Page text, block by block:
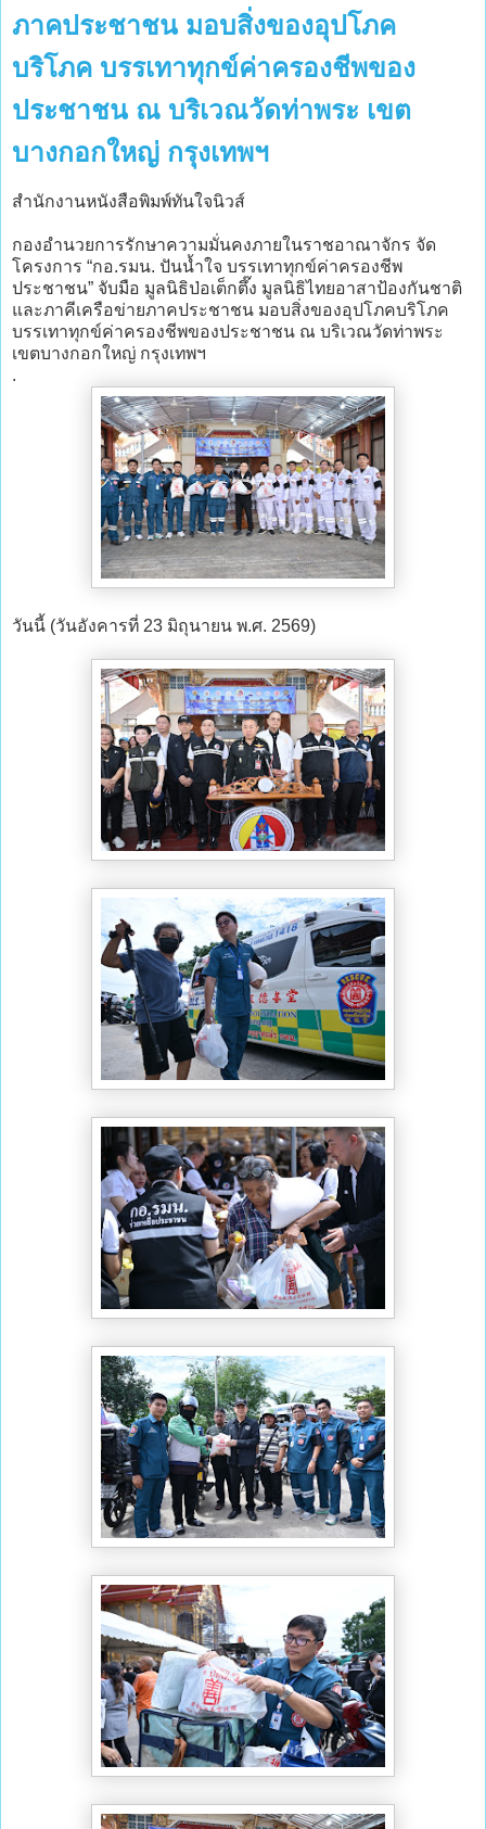
ภาคประชาชน มอบสิ่งของอุปโภค
บริโภค บรรเทาทุกข์ค่าครองชีพของ
ประชาชน ณ บริเวณวัดท่าพระ เขต
บางกอกใหญ่ กรุงเทพฯ
สำนักงานหนังสือพิมพ์ทันใจนิวส์
กองอำนวยการรักษาความมั่นคงภายในราชอาณาจักร จัด
โครงการ “กอ.รมน. ปันน้ำใจ บรรเทาทุกข์ค่าครองชีพ
ประชาชน” จับมือ มูลนิธิป่อเต็กตึ๊ง มูลนิธิไทยอาสาป้องกันชาติ
และภาคีเครือข่ายภาคประชาชน มอบสิ่งของอุปโภคบริโภค
บรรเทาทุกข์ค่าครองชีพของประชาชน ณ บริเวณวัดท่าพระ
เขตบางกอกใหญ่ กรุงเทพฯ
.
วันนี้ (วันอังคารที่ 23 มิถุนายน พ.ศ. 2569)